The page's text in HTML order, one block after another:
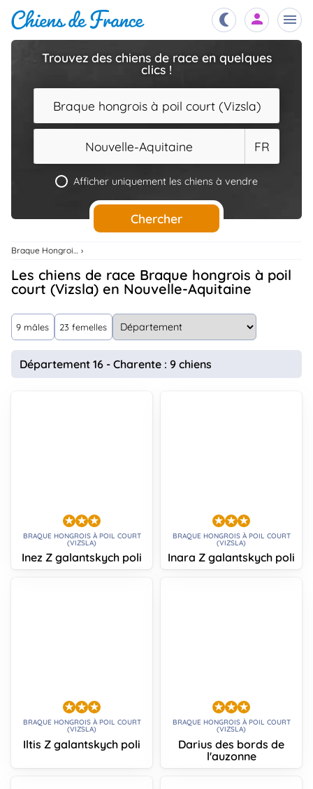
Services
..
Connexion
Trouvez des chiens de race en quelques
clics !
Braque hongrois à poil court (Vizsla)
Nouvelle-Aquitaine FR
Afficher uniquement les chiens à vendre
Chercher
Braque Hongrois À Poil Court (Vizsla)
Les chiens de race Braque hongrois à poil
court (Vizsla) en Nouvelle-Aquitaine
9 mâles 23 femelles
Département 16 - Charente : 9 chiens
BRAQUE HONGROIS À POIL COURT
(VIZSLA)
Inez Z galantskych poli
BRAQUE HONGROIS À POIL COURT
(VIZSLA)
Inara Z galantskych poli
BRAQUE HONGROIS À POIL COURT
(VIZSLA)
Iltis Z galantskych poli
BRAQUE HONGROIS À POIL COURT
(VIZSLA)
Darius des bords de
l'auzonne